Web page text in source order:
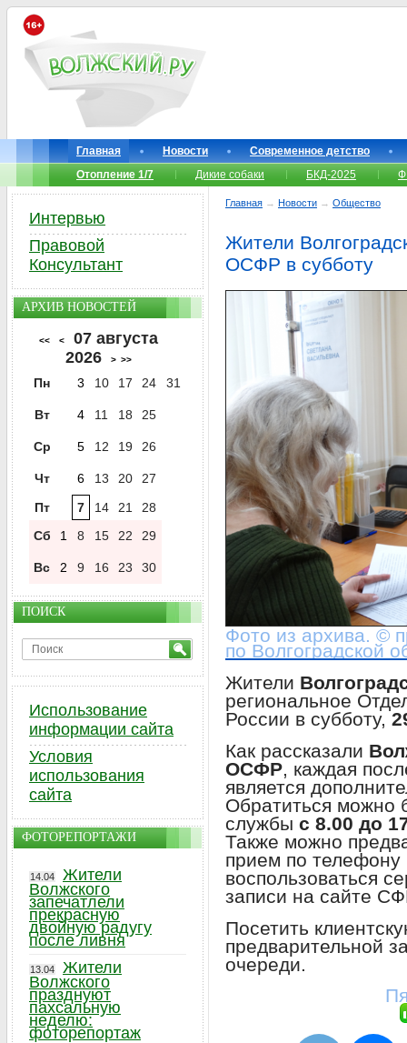
Главная Новости
Современное детство
Отопление 1/7
Дикие собаки БКД-2025
Главная → Новости → Общество
Жители
ОСФР в субботу
Фото из архива. ©
по Волгоградской
Жители
региональное
России в субботу,
Как рассказали
ОСФР, каждая
является
Обратиться можно
службы с 8.00 до
Также можно
прием по
воспользоваться
записи на сайте
Посетить
предварительной
очереди.
Интервью
Правовой
Консультант
АРХИВ НОВОСТЕЙ
<< <
07 августа
2026
> >>
Пн 3 10 17 24 31
Вт 4 11 18 25
Ср 5 12 19 26
Чт 6 13 20
27
Пт
7 14 21
28
Сб
1 8 15 22 29
Вс 2 9 16 23 30
ПОИСК
Использование
информации сайта
Условия
использования
сайта
ФОТОРЕПОРТАЖИ
14.04
Жители
Волжского
запечатлели
прекрасную
двойную радугу
после ливня
13.04
Жители
Волжского
празднуют
пахсальную
неделю:
фоторепортаж